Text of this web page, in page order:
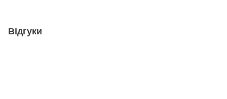
Відгуки